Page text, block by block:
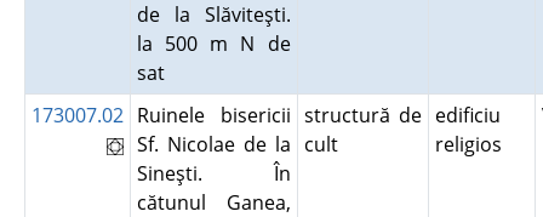
de la Slăviteşti.
la 500 m N de
sat
173007.02 Ruinele bisericii
Sf. Nicolae de la
Sineşti. În
cătunul Ganea,
structură de
cult
edificiu
religios